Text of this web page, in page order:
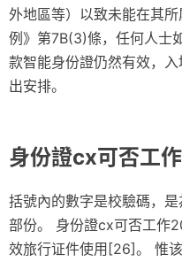
外地區等）以致未能在其
例》第7B(3)條，任何人士
款智能身份證仍然有效，
出安排。
身份證cx可否工
括號內的數字是校驗碼，
部份。 身份證cx可否工作
效旅行证件使用[26]。 惟